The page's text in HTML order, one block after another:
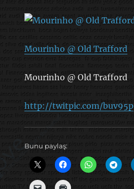
Mourinho @ Old Trafford
Mourinho @ Old Trafford
http://twitpic.com/buv95p
Bunu paylaş: